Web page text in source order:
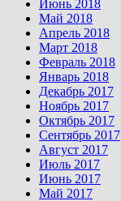
Июнь 2018
Май 2018
Апрель 2018
Март 2018
Февраль 2018
Январь 2018
Декабрь 2017
Ноябрь 2017
Октябрь 2017
Сентябрь 2017
Август 2017
Июль 2017
Июнь 2017
Май 2017